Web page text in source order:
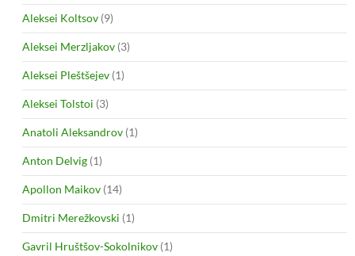
Aleksei Koltsov (9)
Aleksei Merzljakov (3)
Aleksei Pleštšejev (1)
Aleksei Tolstoi (3)
Anatoli Aleksandrov (1)
Anton Delvig (1)
Apollon Maikov (14)
Dmitri Merežkovski (1)
Gavril Hruštšov-Sokolnikov (1)